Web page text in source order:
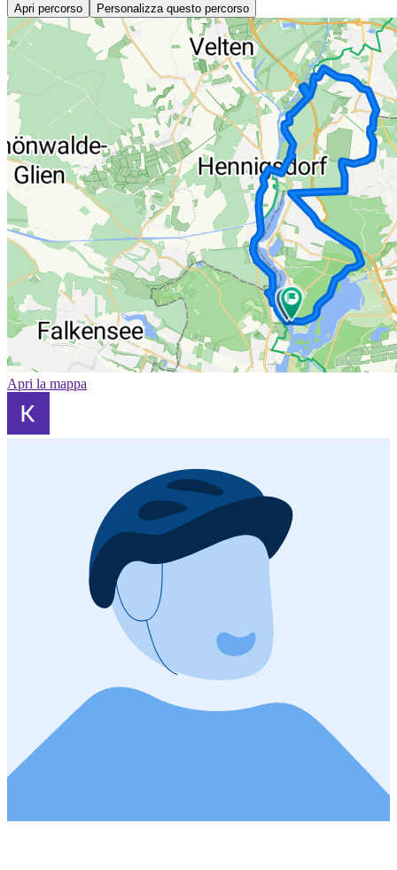
Apri percorso Personalizza questo percorso
Apri la mappa